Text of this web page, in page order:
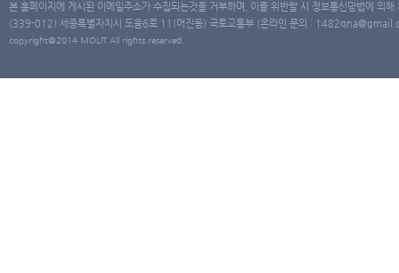
본 홈페이지에 게시된 이메일주소가 수집되는것을 거부하며, 이를 위반할 시 정보통신망법에 의
(339-012) 세종특별자치시 도움6로 11(어진동) 국토교통부 (온라인 문의 :
copyright@2014 MOLIT All rights reserved.